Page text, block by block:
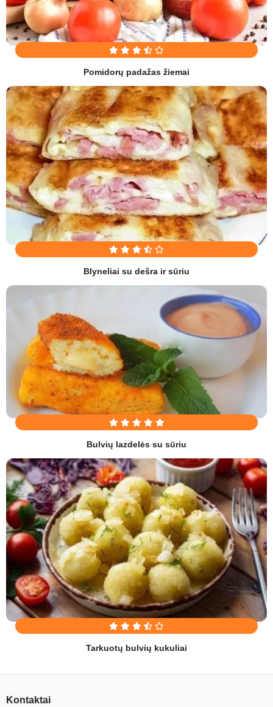
Pomidorų padažas žiemai
Blyneliai su dešra ir sūriu
Bulvių lazdelės su sūriu
Tarkuotų bulvių kukuliai
Kontaktai